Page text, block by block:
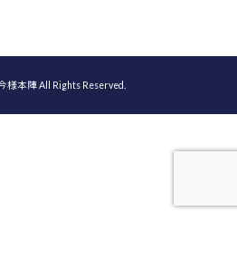
様本陣 All Rights Reserved.